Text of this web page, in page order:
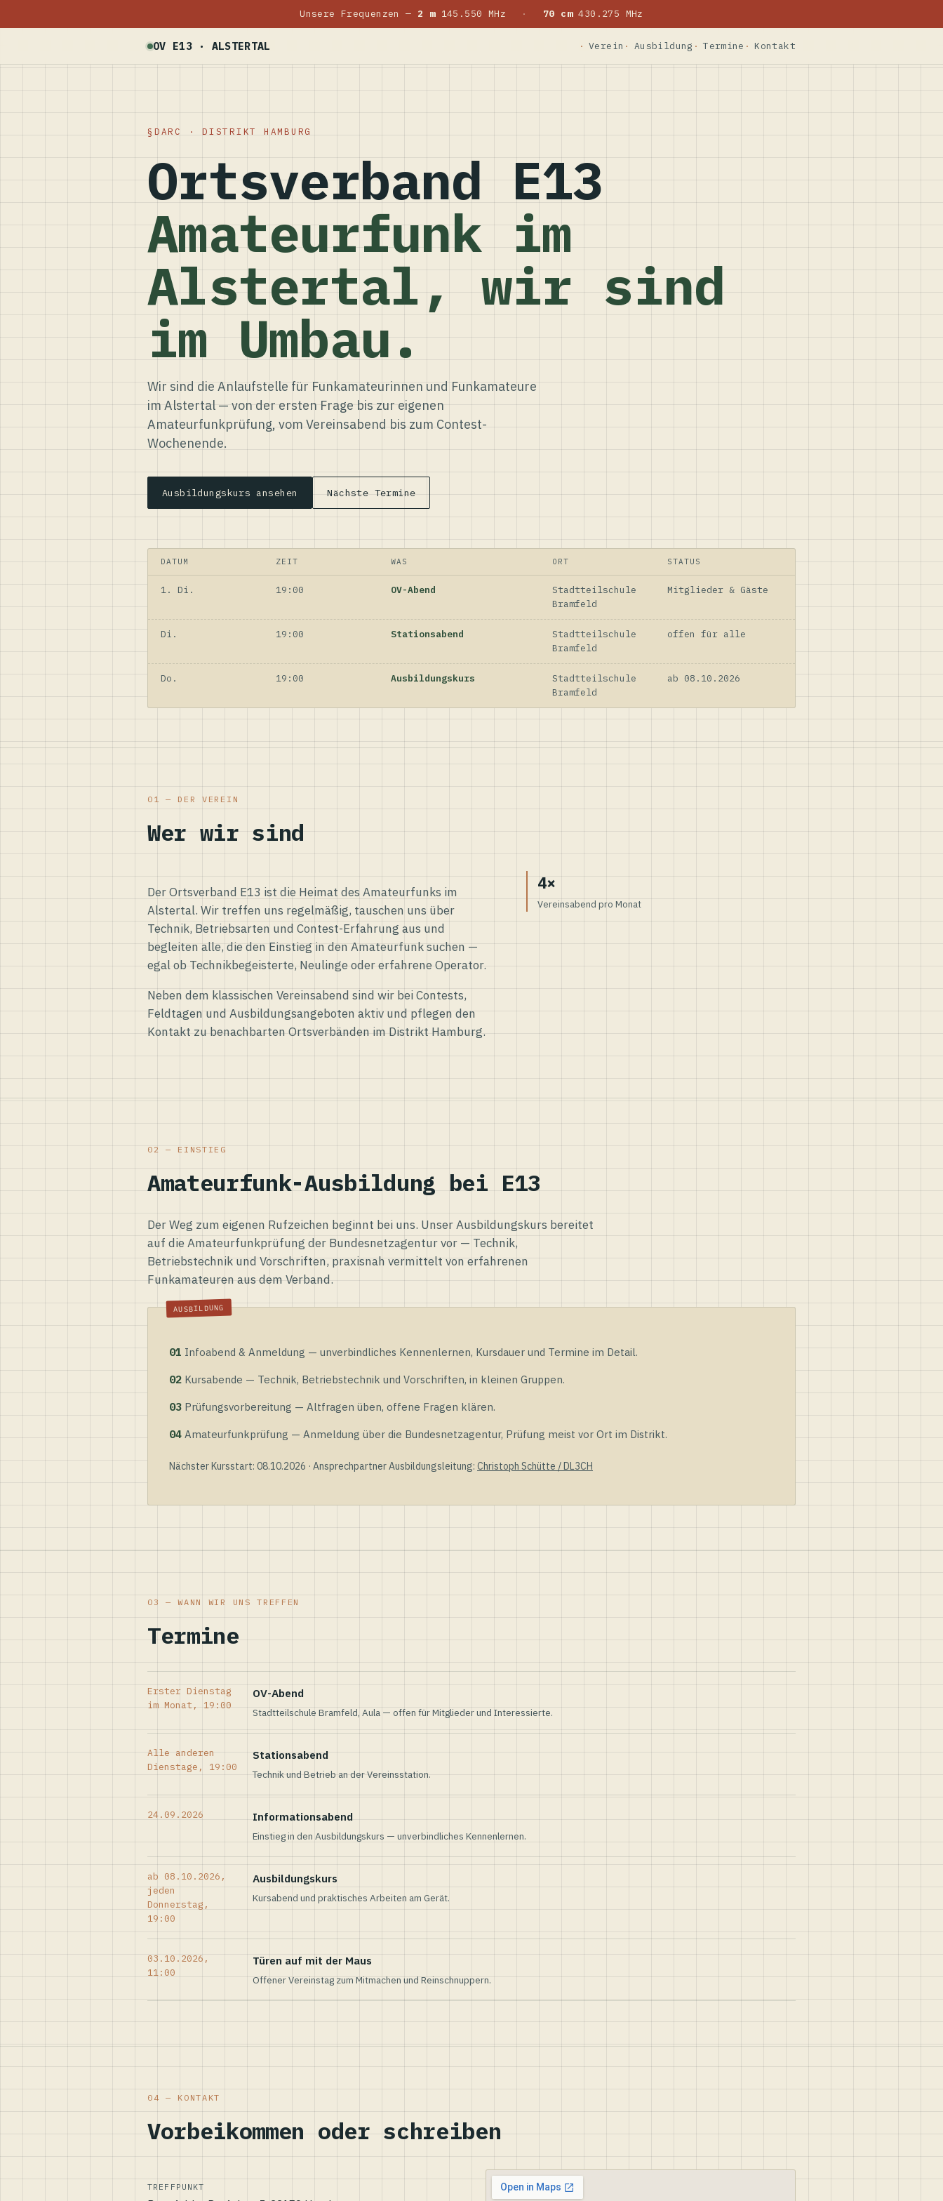
Unsere Frequenzen — 2 m145.550 MHz · 70 cm430.275 MHz
OV E13 · ALSTERTAL Verein Ausbildung Termine Kontakt
DARC · DISTRIKT HAMBURG
Ortsverband E13
Amateurfunk im
Alstertal, wir sind
im Umbau.
Wir sind die Anlaufstelle für Funkamateurinnen und Funkamateure
im Alstertal — von der ersten Frage bis zur eigenen
Amateurfunkprüfung, vom Vereinsabend bis zum Contest-
Wochenende.
Ausbildungskurs ansehen Nächste Termine
DATUM ZEIT WAS ORT STATUS
1. Di. 19:00 OV-Abend
Stadtteilschule
Bramfeld
Mitglieder & Gäste
Di. 19:00 Stationsabend
Stadtteilschule
Bramfeld
offen für alle
Do. 19:00 Ausbildungskurs
Stadtteilschule
Bramfeld
ab 08.10.2026
01 — DER VEREIN
Wer wir sind
Der Ortsverband E13 ist die Heimat des Amateurfunks im
Alstertal. Wir treffen uns regelmäßig, tauschen uns über
Technik, Betriebsarten und Contest-Erfahrung aus und
begleiten alle, die den Einstieg in den Amateurfunk suchen —
egal ob Technikbegeisterte, Neulinge oder erfahrene Operator.
Neben dem klassischen Vereinsabend sind wir bei Contests,
Feldtagen und Ausbildungsangeboten aktiv und pflegen den
Kontakt zu benachbarten Ortsverbänden im Distrikt Hamburg.
4×
Vereinsabend pro Monat
02 — EINSTIEG
Amateurfunk-Ausbildung bei E13
Der Weg zum eigenen Rufzeichen beginnt bei uns. Unser Ausbildungskurs bereitet
auf die Amateurfunkprüfung der Bundesnetzagentur vor — Technik,
Betriebstechnik und Vorschriften, praxisnah vermittelt von erfahrenen
Funkamateuren aus dem Verband.
01 Infoabend & Anmeldung — unverbindliches Kennenlernen, Kursdauer und Termine im Detail.
02 Kursabende — Technik, Betriebstechnik und Vorschriften, in kleinen Gruppen.
03 Prüfungsvorbereitung — Altfragen üben, offene Fragen klären.
04 Amateurfunkprüfung — Anmeldung über die Bundesnetzagentur, Prüfung meist vor Ort im Distrikt.
Nächster Kursstart: 08.10.2026 · Ansprechpartner Ausbildungsleitung: Christoph Schütte / DL3CH
03 — WANN WIR UNS TREFFEN
Termine
Erster Dienstag
im Monat, 19:00
OV-Abend
Stadtteilschule Bramfeld, Aula — offen für Mitglieder und Interessierte.
Alle anderen
Dienstage, 19:00
Stationsabend
Technik und Betrieb an der Vereinsstation.
24.09.2026 Informationsabend
Einstieg in den Ausbildungskurs — unverbindliches Kennenlernen.
ab 08.10.2026,
jeden
Donnerstag,
19:00
Ausbildungskurs
Kursabend und praktisches Arbeiten am Gerät.
03.10.2026,
11:00
Türen auf mit der Maus
Offener Vereinstag zum Mitmachen und Reinschnuppern.
04 — KONTAKT
Vorbeikommen oder schreiben
TREFFPUNKT